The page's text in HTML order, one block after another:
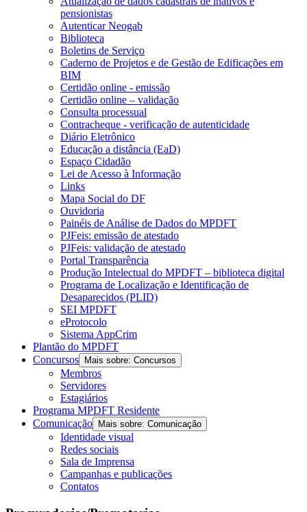
pensionistas
Autenticar Neogab
Biblioteca
Boletins de Serviço
Caderno de Projetos e de Gestão de Edificações em
BIM
Certidão online - emissão
Certidão online – validação
Consulta processual
Contracheque - verificação de autenticidade
Diário Eletrônico
Educação a distância (EaD)
Espaço Cidadão
Lei de Acesso à Informação
Links
Mapa Social do DF
Ouvidoria
Painéis de Análise de Dados do MPDFT
PJFeis: emissão de atestado
PJFeis: validação de atestado
Portal Transparência
Produção Intelectual do MPDFT – biblioteca digital
Programa de Localização e Identificação de
Desaparecidos (PLID)
SEI MPDFT
eProtocolo
Sistema AppCrim
Plantão do MPDFT
Concursos
Mais sobre: Concursos
Membros
Servidores
Estagiários
Programa MPDFT Residente
Comunicação
Mais sobre: Comunicação
Identidade visual
Redes sociais
Sala de Imprensa
Campanhas e publicações
Contatos